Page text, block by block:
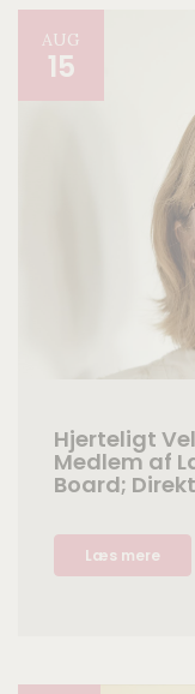
AUG
15
Hjerteligt
Medlem af
Board;
Læs mere